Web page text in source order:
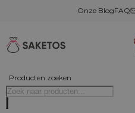
Onze BlogFAQ
Producten zoeken